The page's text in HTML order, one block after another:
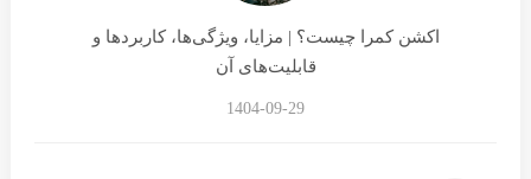
اکشن کمرا چیست؟ | مزایا، ویژگی‌ها، کاربردها و
قابلیت‌های آن
1404-09-29